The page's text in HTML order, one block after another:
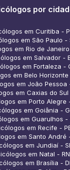
por
em Curitiba -
em São Paulo -
em Rio de
em Salvador -
em Fortaleza -
em Belo Horizonte
em João Pessoa
em Caxias do Sul
em Porto Alegre
em Goiânia -
em Guarulhos -
em Recife -
em Santo André
em Jundiaí -
em Natal - RN
em Brasília -